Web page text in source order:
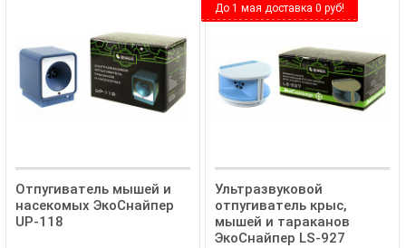
Отпугиватель мышей и
насекомых ЭкоСнайпер
UP-118
До 1 мая доставка 0 руб!
Ультразвуковой
отпугиватель крыс,
мышей и тараканов
ЭкоСнайпер LS-927